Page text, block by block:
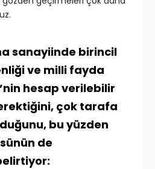
sanayiinde birincil
ve milli fayda
hesap verilebilir
çok tarafa
bu yüzden
de